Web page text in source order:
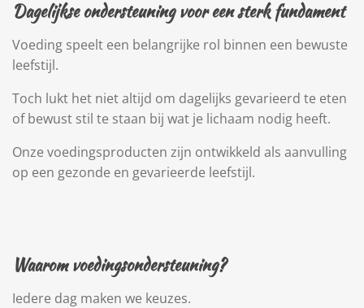
Dagelijkse ondersteuning voor een sterk fundament
Voeding speelt een belangrijke rol binnen een bewuste
leefstijl.
Toch lukt het niet altijd om dagelijks gevarieerd te eten
of bewust stil te staan bij wat je lichaam nodig heeft.
Onze voedingsproducten zijn ontwikkeld als aanvulling
op een gezonde en gevarieerde leefstijl.
Waarom voedingsondersteuning?
Iedere dag maken we keuzes.